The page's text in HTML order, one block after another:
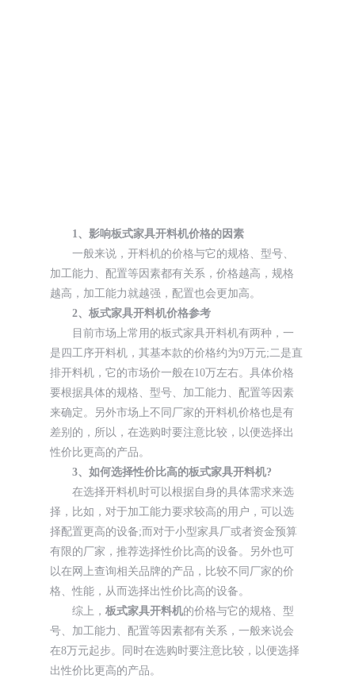
1、影响板式家具开料机价格的因素
一般来说，开料机的价格与它的规格、型号、
加工能力、配置等因素都有关系，价格越高，规格
越高，加工能力就越强，配置也会更加高。
2、板式家具开料机价格参考
目前市场上常用的板式家具开料机有两种，一
是四工序开料机，其基本款的价格约为9万元;二是直
排开料机，它的市场价一般在10万左右。具体价格
要根据具体的规格、型号、加工能力、配置等因素
来确定。另外市场上不同厂家的开料机价格也是有
差别的，所以，在选购时要注意比较，以便选择出
性价比更高的产品。
3、如何选择性价比高的板式家具开料机?
在选择开料机时可以根据自身的具体需求来选
择，比如，对于加工能力要求较高的用户，可以选
择配置更高的设备;而对于小型家具厂或者资金预算
有限的厂家，推荐选择性价比高的设备。另外也可
以在网上查询相关品牌的产品，比较不同厂家的价
格、性能，从而选择出性价比高的设备。
综上，板式家具开料机的价格与它的规格、型
号、加工能力、配置等因素都有关系，一般来说会
在8万元起步。同时在选购时要注意比较，以便选择
出性价比更高的产品。